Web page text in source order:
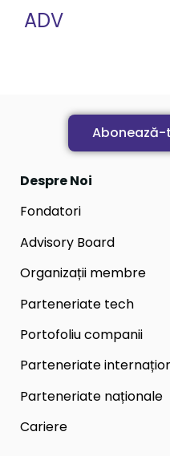
ADV
Abonează-
Despre Noi
Fondatori
Advisory Board
Organizații membre
Parteneriate tech
Portofoliu companii
Parteneriate
Parteneriate naționale
Cariere